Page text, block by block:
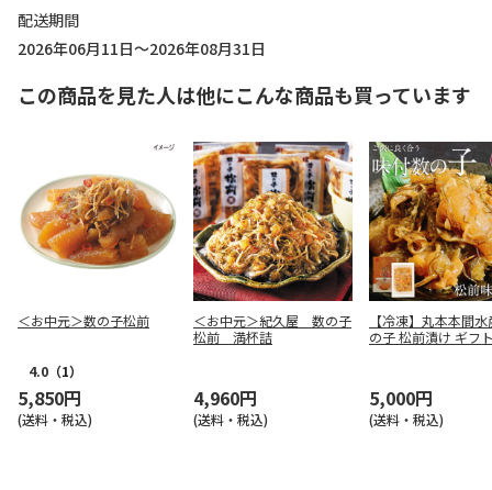
配送期間
2026年06月11日～2026年08月31日
この商品を見た人は他にこんな商品も買っています
＜お中元＞数の子松前
4.0 （1）
5,850円
(送料・税込)
＜お中元＞紀久屋 数の子
松前 満杯詰
4,960円
(送料・税込)
【冷凍】丸本本間
の子 松前漬け ギフ
5,000円
(送料・税込)